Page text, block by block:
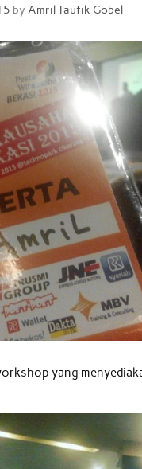
byAmril Taufik Gobel
yang